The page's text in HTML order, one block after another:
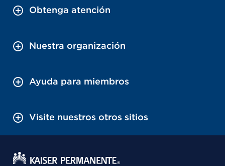
Obtenga atención
Nuestra organización
Ayuda para miembros
Visite nuestros otros sitios